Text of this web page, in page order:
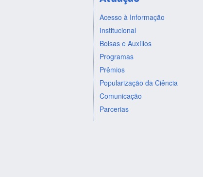
Acesso à Informação
Institucional
Bolsas e Auxílios
Programas
Prêmios
Popularização da Ciência
Comunicação
Parcerias